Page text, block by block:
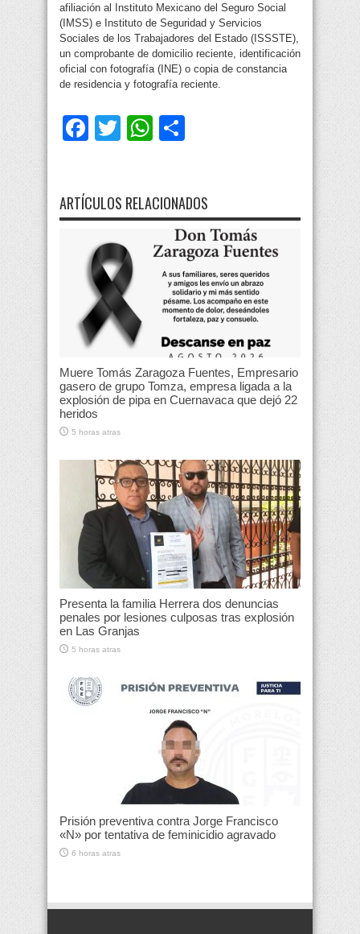
afiliación al Instituto Mexicano del Seguro Social
(IMSS) e Instituto de Seguridad y Servicios
Sociales de los Trabajadores del Estado (ISSSTE),
un comprobante de domicilio reciente, identificación
oficial con fotografía (INE) o copia de constancia
de residencia y fotografía reciente.
Facebook
TwitterWhatsApp
ARTÍCULOS RELACIONADOS
Muere Tomás Zaragoza Fuentes, Empresario
gasero de grupo Tomza, empresa ligada a la
explosión de pipa en Cuernavaca que dejó 22
heridos
5 horas atras
Presenta la familia Herrera dos denuncias
penales por lesiones culposas tras explosión
en Las Granjas
5 horas atras
Prisión preventiva contra Jorge Francisco
«N» por tentativa de feminicidio agravado
6 horas atras